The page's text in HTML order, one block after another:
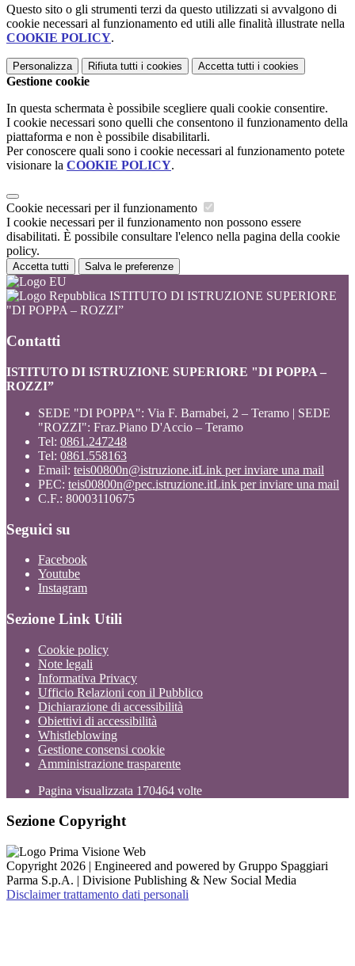
Questo sito o gli strumenti terzi da questo utilizzati si avvalgono di
cookie necessari al funzionamento ed utili alle finalità illustrate nella
COOKIE POLICY.
Personalizza Rifiuta tutti i cookies Accetta tutti i cookies
Gestione cookie
In questa schermata è possibile scegliere quali cookie consentire.
I cookie necessari sono quelli che consentono il funzionamento della
piattaforma e non è possibile disabilitarli.
Per conoscere quali sono i cookie necessari al funzionamento potete
visionare la COOKIE POLICY.
Cookie necessari per il funzionamento
I cookie necessari per il funzionamento non possono essere
disabilitati. È possibile consultare l'elenco nella pagina della cookie
policy.
Accetta tutti Salva le preferenze
ISTITUTO DI ISTRUZIONE SUPERIORE
"DI POPPA – ROZZI”
Contatti
ISTITUTO DI ISTRUZIONE SUPERIORE "DI POPPA –
ROZZI”
SEDE "DI POPPA": Via F. Barnabei, 2 – Teramo | SEDE
"ROZZI": Fraz.Piano D'Accio – Teramo
Tel: 0861.247248
Tel: 0861.558163
Email: teis00800n@istruzione.itLink per inviare una mail
PEC: teis00800n@pec.istruzione.itLink per inviare una mail
C.F.: 80003110675
Seguici su
Facebook
Youtube
Instagram
Sezione Link Utili
Cookie policy
Note legali
Informativa Privacy
Ufficio Relazioni con il Pubblico
Dichiarazione di accessibilità
Obiettivi di accessibilità
Whistleblowing
Gestione consensi cookie
Amministrazione trasparente
Pagina visualizzata 170464 volte
Sezione Copyright
Copyright 2026 | Engineered and powered by Gruppo Spaggiari
Parma S.p.A. | Divisione Publishing & New Social Media
Disclaimer trattamento dati personali